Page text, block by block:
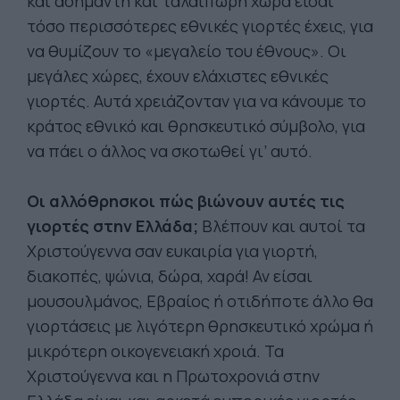
τόσο περισσότερες εθνικές γιορτές έχεις, για
να θυμίζουν το «μεγαλείο του έθνους». Οι
μεγάλες χώρες, έχουν ελάχιστες εθνικές
γιορτές. Αυτά χρειάζονταν για να κάνουμε το
κράτος εθνικό και θρησκευτικό σύμβολο, για
να πάει ο άλλος να σκοτωθεί γι’ αυτό.
Οι αλλόθρησκοι πώς βιώνουν αυτές τις
γιορτές στην Ελλάδα; Βλέπουν και αυτοί τα
Χριστούγεννα σαν ευκαιρία για γιορτή,
διακοπές, ψώνια, δώρα, χαρά! Αν είσαι
μουσουλμάνος, Εβραίος ή οτιδήποτε άλλο θα
γιορτάσεις με λιγότερη θρησκευτικό χρώμα ή
μικρότερη οικογενειακή χροιά. Τα
Χριστούγεννα και η Πρωτοχρονιά στην